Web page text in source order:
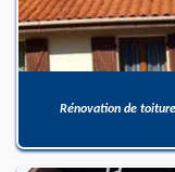
Rénovation de